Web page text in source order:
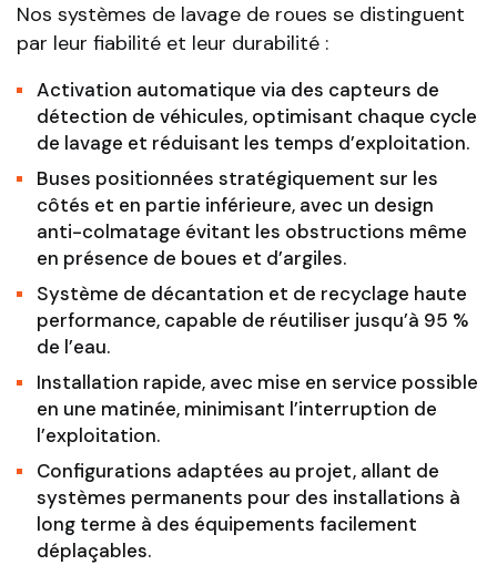
Nos systèmes de lavage de roues se distinguent
par leur fiabilité et leur durabilité :
Activation automatique via des capteurs de
détection de véhicules, optimisant chaque cycle
de lavage et réduisant les temps d’exploitation.
Buses positionnées stratégiquement sur les
côtés et en partie inférieure, avec un design
anti-colmatage évitant les obstructions même
en présence de boues et d’argiles.
Système de décantation et de recyclage haute
performance, capable de réutiliser jusqu’à 95 %
de l’eau.
Installation rapide, avec mise en service possible
en une matinée, minimisant l’interruption de
l’exploitation.
Configurations adaptées au projet, allant de
systèmes permanents pour des installations à
long terme à des équipements facilement
déplaçables.